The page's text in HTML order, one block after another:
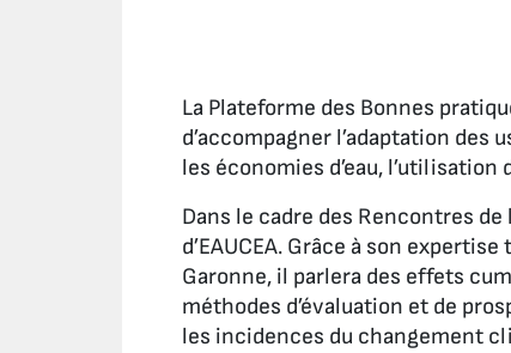
La Plateforme des Bonnes
d’accompagner l’adaptation
les économies d’eau, l’utilisation
Dans le cadre des Rencontres
d’EAUCEA. Grâce à son
Garonne, il parlera des effets
méthodes d’évaluation et de
les incidences du changement